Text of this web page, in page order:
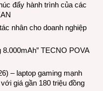
đẩy hành trình của các
nhân cho doanh nghiệp
8.000mAh” TECNO POVA
– laptop gaming mạnh
giá gần 180 triệu đồng